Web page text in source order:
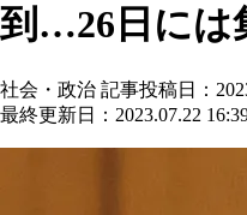
到…26日には
社会・政治 記事投稿日：
最終更新日：2023.07.22